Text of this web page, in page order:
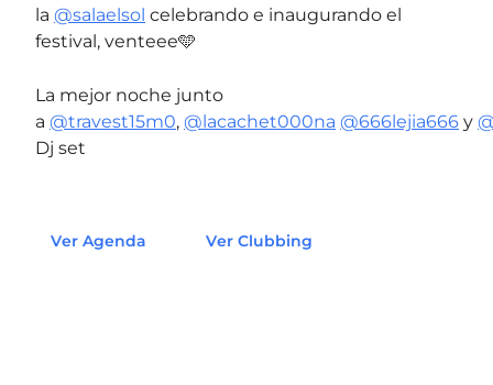
la @salaelsol celebrando e inaugurando el
festival, venteee🩵
La mejor noche junto
a @travest15m0, @lacachet000na @666lejia666 y
Dj set
Ver Agenda Ver Clubbing